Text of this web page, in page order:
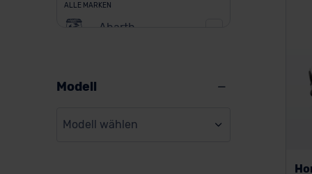
ALLE MARKEN
Abarth
BMW
Modell
Modell wählen